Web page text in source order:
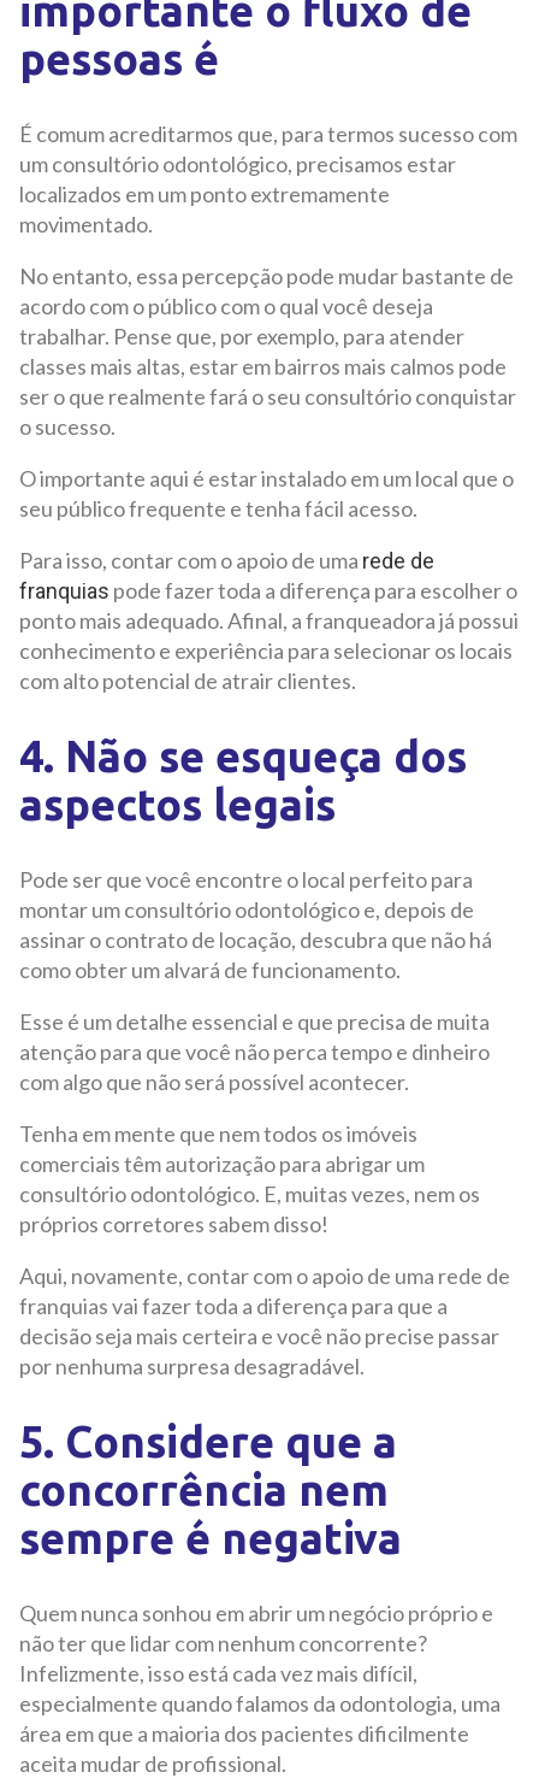
importante o fluxo de
pessoas é
É comum acreditarmos que, para termos sucesso com
um consultório odontológico, precisamos estar
localizados em um ponto extremamente
movimentado.
No entanto, essa percepção pode mudar bastante de
acordo com o público com o qual você deseja
trabalhar. Pense que, por exemplo, para atender
classes mais altas, estar em bairros mais calmos pode
ser o que realmente fará o seu consultório conquistar
o sucesso.
O importante aqui é estar instalado em um local que o
seu público frequente e tenha fácil acesso.
Para isso, contar com o apoio de uma rede de
franquias pode fazer toda a diferença para escolher o
ponto mais adequado. Afinal, a franqueadora já possui
conhecimento e experiência para selecionar os locais
com alto potencial de atrair clientes.
4. Não se esqueça dos
aspectos legais
Pode ser que você encontre o local perfeito para
montar um consultório odontológico e, depois de
assinar o contrato de locação, descubra que não há
como obter um alvará de funcionamento.
Esse é um detalhe essencial e que precisa de muita
atenção para que você não perca tempo e dinheiro
com algo que não será possível acontecer.
Tenha em mente que nem todos os imóveis
comerciais têm autorização para abrigar um
consultório odontológico. E, muitas vezes, nem os
próprios corretores sabem disso!
Aqui, novamente, contar com o apoio de uma rede de
franquias vai fazer toda a diferença para que a
decisão seja mais certeira e você não precise passar
por nenhuma surpresa desagradável.
5. Considere que a
concorrência nem
sempre é negativa
Quem nunca sonhou em abrir um negócio próprio e
não ter que lidar com nenhum concorrente?
Infelizmente, isso está cada vez mais difícil,
especialmente quando falamos da odontologia, uma
área em que a maioria dos pacientes dificilmente
aceita mudar de profissional.